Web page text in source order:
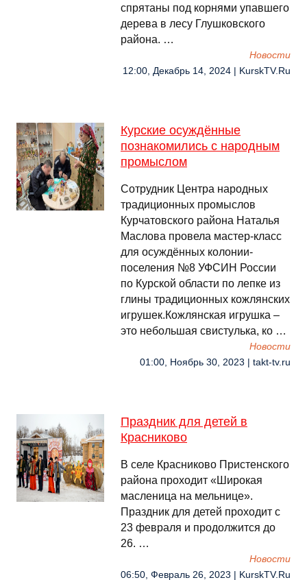
спрятаны под корнями упавшего
дерева в лесу Глушковского
района. …
Новости
12:00, Декабрь 14, 2024 | KurskTV.Ru
Курские осуждённые
познакомились с народным
промыслом
Сотрудник Центра народных
традиционных промыслов
Курчатовского района Наталья
Маслова провела мастер-класс
для осуждённых колонии-
поселения №8 УФСИН России
по Курской области по лепке из
глины традиционных кожлянских
игрушек.Кожлянская игрушка –
это небольшая свистулька, ко …
Новости
01:00, Ноябрь 30, 2023 | takt-tv.ru
Праздник для детей в
Красниково
В селе Красниково Пристенского
района проходит «Широкая
масленица на мельнице».
Праздник для детей проходит с
23 февраля и продолжится до
26. …
Новости
06:50, Февраль 26, 2023 | KurskTV.Ru